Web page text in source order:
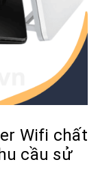
Wifi chất
cầu sử